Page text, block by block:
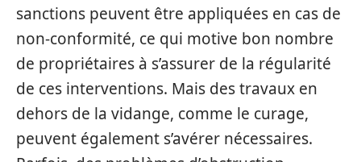
sanctions peuvent être appliquées en cas de
non-conformité, ce qui motive bon nombre
de propriétaires à s’assurer de la régularité
de ces interventions. Mais des travaux en
dehors de la vidange, comme le curage,
peuvent également s’avérer nécessaires.